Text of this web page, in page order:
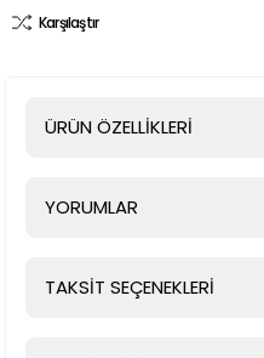
Karşılaştır
ÜRÜN ÖZELLİKLERİ
YORUMLAR
TAKSİT SEÇENEKLERİ